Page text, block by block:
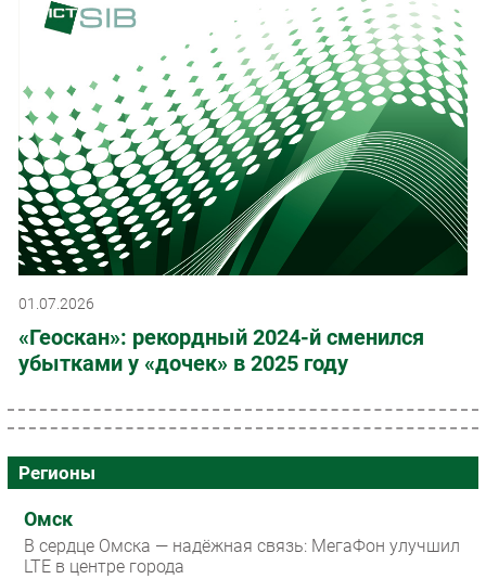
01.07.2026
«Геоскан»: рекордный 2024-й сменился
убытками у «дочек» в 2025 году
Регионы
Омск
В сердце Омска — надёжная связь: МегаФон улучшил
LTE в центре города